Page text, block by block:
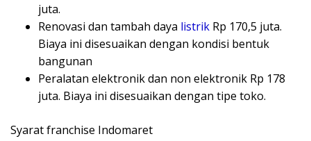
juta.
Renovasi dan tambah daya listrik Rp 170,5 juta.
Biaya ini disesuaikan dengan kondisi bentuk
bangunan
Peralatan elektronik dan non elektronik Rp 178
juta. Biaya ini disesuaikan dengan tipe toko.
Syarat franchise Indomaret